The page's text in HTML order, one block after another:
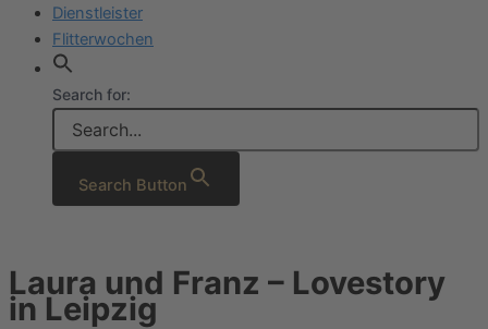
Dienstleister
Flitterwochen
Search for:
Search Button
Laura und Franz – Lovestory
in Leipzig